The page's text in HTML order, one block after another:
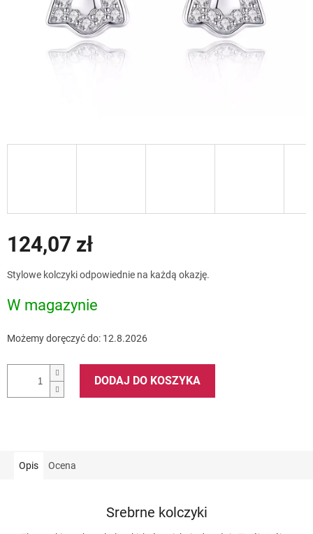
124,07 zł
jednostkowa:
Stylowe kolczyki odpowiednie na każdą okazję.
W magazynie
Możemy doręczyć do: 12.8.2026
DODAJ DO KOSZYKA
Opis Ocena
Srebrne kolczyki